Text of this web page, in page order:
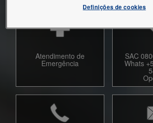
Atendimento de
Emergência
SAC
Whats
Definições de cookies